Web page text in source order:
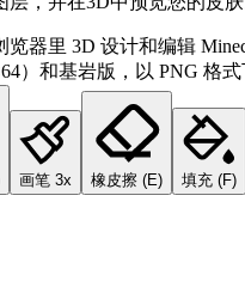
览器里 3D 设计和编辑
）和基岩版，以 PNG 格式
画笔 3x 橡皮擦 (E) 填充 (F)